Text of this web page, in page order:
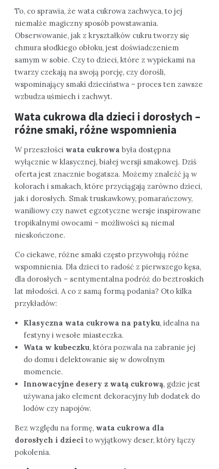
To, co sprawia, że wata cukrowa zachwyca, to jej
niemalże magiczny sposób powstawania.
Obserwowanie, jak z kryształków cukru tworzy się
chmura słodkiego obłoku, jest doświadczeniem
samym w sobie. Czy to dzieci, które z wypiekami na
twarzy czekają na swoją porcję, czy dorośli,
wspominający smaki dzieciństwa – proces ten zawsze
wzbudza uśmiech i zachwyt.
Wata cukrowa dla dzieci i dorosłych –
różne smaki, różne wspomnienia
W przeszłości wata cukrowa była dostępna
wyłącznie w klasycznej, białej wersji smakowej. Dziś
oferta jest znacznie bogatsza. Możemy znaleźć ją w
kolorach i smakach, które przyciągają zarówno dzieci,
jak i dorosłych. Smak truskawkowy, pomarańczowy,
waniliowy czy nawet egzotyczne wersje inspirowane
tropikalnymi owocami – możliwości są niemal
nieskończone.
Co ciekawe, różne smaki często przywołują różne
wspomnienia. Dla dzieci to radość z pierwszego kęsa,
dla dorosłych – sentymentalna podróż do beztroskich
lat młodości. A co z samą formą podania? Oto kilka
przykładów:
Klasyczna wata cukrowa na patyku, idealna na
festyny i wesołe miasteczka.
Wata w kubeczku, która pozwala na zabranie jej
do domu i delektowanie się w dowolnym
momencie.
Innowacyjne desery z watą cukrową, gdzie jest
używana jako element dekoracyjny lub dodatek do
lodów czy napojów.
Bez względu na formę, wata cukrowa dla
dorosłych i dzieci to wyjątkowy deser, który łączy
pokolenia.